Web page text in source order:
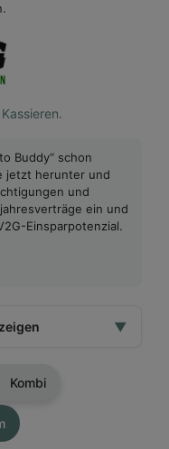
Buddy“ schon
jetzt herunter und
und
ein und
Einsparpotenzial.
▼
Kombi